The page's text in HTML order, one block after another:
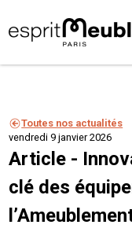
Toutes nos actualités
vendredi 9 janvier 2026
Article -
clé des